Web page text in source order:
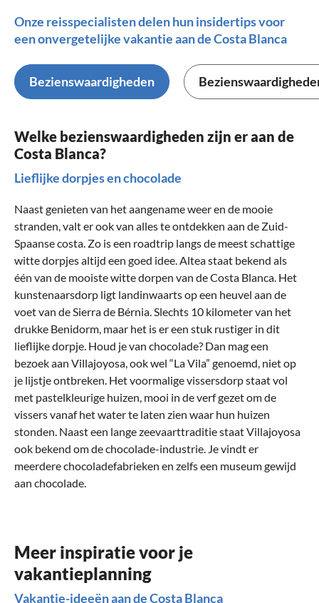
Onze reisspecialisten delen hun insidertips voor
een onvergetelijke vakantie aan de Costa Blanca
Bezienswaardigheden
Welke bezienswaardigheden zijn er aan de
Costa Blanca?
Lieflijke dorpjes en chocolade
Naast genieten van het aangename weer en de mooie
stranden, valt er ook van alles te ontdekken aan de Zuid-
Spaanse costa. Zo is een roadtrip langs de meest schattige
witte dorpjes altijd een goed idee.Alteastaat bekend als
één van de mooiste witte dorpen van de Costa Blanca. Het
kunstenaarsdorp ligt landinwaarts op een heuvel aan de
voet van de Sierra de Bérnia. Slechts 10 kilometer van het
drukke Benidorm, maar het is er een stuk rustiger in dit
lieflijke dorpje. Houd je van chocolade? Dan mag een
bezoek aan Villajoyosa, ook wel “La Vila” genoemd, niet op
je lijstje ontbreken. Het voormalige vissersdorp staat vol
met pastelkleurige huizen, mooi in de verf gezet om de
vissers vanaf het water te laten zien waar hun huizen
stonden. Naast een lange zeevaarttraditie staat Villajoyosa
ook bekend om de chocolade-industrie. Je vindt er
meerdere chocoladefabrieken en zelfs een museum gewijd
aan chocolade.
De witte kust
Voor een perfectestrandvakantie is Costa Blanca
Stranden, watervallen en een pirateneiland
Reis je naar deCosta Blanca met kinderen
Aan de Costa Blanca kun je overal heerlijk eten. De
Spanjaarden houden ervan om uitgebreid te tafelen, het
1000 en één nacht
Je kunt er heerlijk ontspannen aan het strand met af en toe
De Costa Blanca, oftewel de witte kust, is de kustregio in
het zuidoosten vanSpanjetussen de dorpen Dénia en Pilar
Meer inspiratie voor je
vakantieplanning
Vakantie-ideeën aan de Costa Blanca